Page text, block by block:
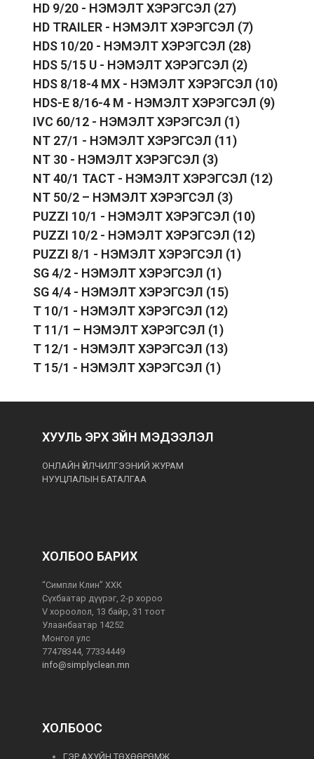
HD 9/20 - НЭМЭЛТ ХЭРЭГСЭЛ (27)
HD TRAILER - НЭМЭЛТ ХЭРЭГСЭЛ (7)
HDS 10/20 - НЭМЭЛТ ХЭРЭГСЭЛ (28)
HDS 5/15 U - НЭМЭЛТ ХЭРЭГСЭЛ (2)
HDS 8/18-4 MX - НЭМЭЛТ ХЭРЭГСЭЛ (10)
HDS-E 8/16-4 M - НЭМЭЛТ ХЭРЭГСЭЛ (9)
IVC 60/12 - НЭМЭЛТ ХЭРЭГСЭЛ (1)
NT 27/1 - НЭМЭЛТ ХЭРЭГСЭЛ (11)
NT 30 - НЭМЭЛТ ХЭРЭГСЭЛ (3)
NT 40/1 TACT - НЭМЭЛТ ХЭРЭГСЭЛ (12)
NT 50/2 – НЭМЭЛТ ХЭРЭГСЭЛ (3)
PUZZI 10/1 - НЭМЭЛТ ХЭРЭГСЭЛ (10)
PUZZI 10/2 - НЭМЭЛТ ХЭРЭГСЭЛ (12)
PUZZI 8/1 - НЭМЭЛТ ХЭРЭГСЭЛ (1)
SG 4/2 - НЭМЭЛТ ХЭРЭГСЭЛ (1)
SG 4/4 - НЭМЭЛТ ХЭРЭГСЭЛ (15)
T 10/1 - НЭМЭЛТ ХЭРЭГСЭЛ (12)
T 11/1 – НЭМЭЛТ ХЭРЭГСЭЛ (1)
T 12/1 - НЭМЭЛТ ХЭРЭГСЭЛ (13)
T 15/1 - НЭМЭЛТ ХЭРЭГСЭЛ (1)
ХУУЛЬ ЭРХ ЗҮЙН МЭДЭЭЛЭЛ
ОНЛАЙН ҮЙЛЧИЛГЭЭНИЙ ЖУРАМ
НУУЦЛАЛЫН БАТАЛГАА
ХОЛБОО БАРИХ
“Симпли Клин” ХХК
Сүхбаатар дүүрэг, 2-р хороо
V хороолол, 13 байр, 31 тоот
Улаанбаатар 14252
Монгол улс
77478344, 77334449
info@simplyclean.mn
ХОЛБООС
ГЭР АХУЙН ТӨХӨӨРӨМЖ